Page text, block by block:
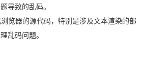
导致的乱码。
览器的源代码，特别是涉及文本渲染的部
乱码问题。